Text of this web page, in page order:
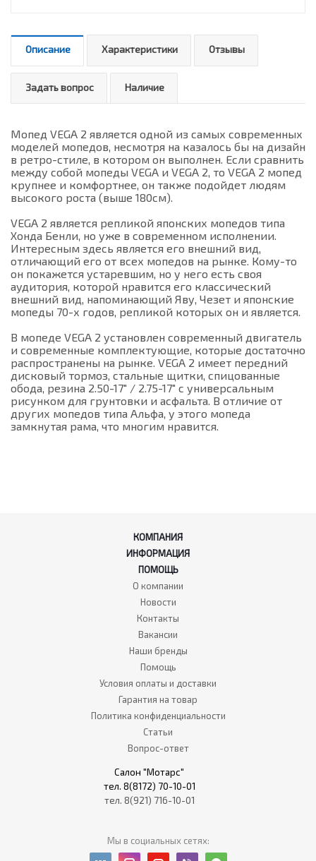
Описание Характеристики Отзывы
Задать вопрос Наличие
Мопед VEGA 2 является одной из самых современных
моделей мопедов, несмотря на казалось бы на дизайн
в ретро-стиле, в котором он выполнен. Если сравнить
между собой мопеды VEGA и VEGA 2, то VEGA 2 мопед
крупнее и комфортнее, он также подойдет людям
высокого роста (выше 180см).
VEGA 2 является репликой японских мопедов типа
Хонда Бенли, но уже в современном исполнении.
Интересным здесь является его внешний вид,
отличающий его от всех мопедов на рынке. Кому-то
он покажется устаревшим, но у него есть своя
аудитория, которой нравится его классический
внешний вид, напоминающий Яву, Чезет и японские
мопеды 70-х годов, репликой которых он и является.
В мопеде VEGA 2 установлен современный двигатель
и современные комплектующие, которые достаточно
распространены на рынке. VEGA 2 имеет передний
дисковый тормоз, стальные щитки, спицованные
обода, резина 2.50-17" / 2.75-17" с универсальным
рисунком для грунтовки и асфальта. В отличие от
других мопедов типа Альфа, у этого мопеда
замкнутая рама, что многим нравится.
КОМПАНИЯ
ИНФОРМАЦИЯ
ПОМОЩЬ
О компании
Новости
Контакты
Вакансии
Наши бренды
Помощь
Условия оплаты и доставки
Гарантия на товар
Политика конфиденциальности
Статьи
Вопрос-ответ
Салон "Мотарс"
тел. 8(8172) 70-10-01
тел. 8(921) 716-10-01
Мы в социальных сетях: